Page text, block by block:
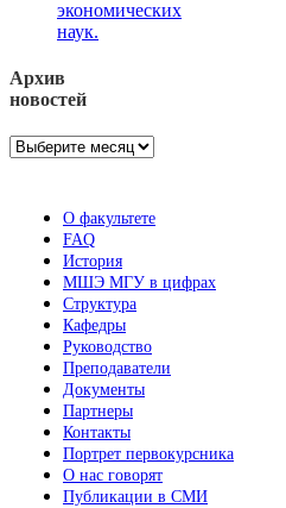
экономических
наук.
Архив
новостей
Архив
О факультете
FAQ
История
МШЭ МГУ в цифрах
Структура
Кафедры
Руководство
Преподаватели
Документы
Партнеры
Контакты
Портрет первокурсника
О нас говорят
Публикации в СМИ